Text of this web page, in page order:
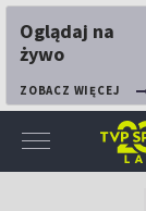
Oglądaj na
żywo
ZOBACZ WIĘCEJ